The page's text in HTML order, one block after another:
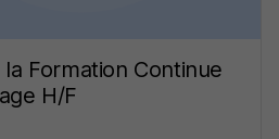
Formation Continue
H/F